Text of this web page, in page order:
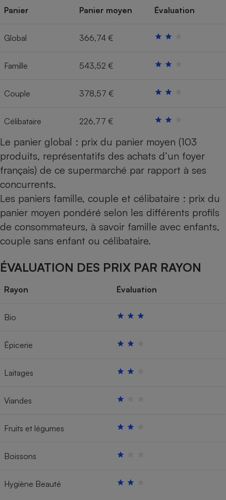
Panier Panier moyen Évaluation
Global 366,74 €
Famille 543,52 €
Couple 378,57 €
Célibataire 226,77 €
Le panier global : prix du panier moyen (103
produits, représentatifs des achats d’un foyer
français) de ce supermarché par rapport à ses
concurrents.
Les paniers famille, couple et célibataire : prix du
panier moyen pondéré selon les différents profils
de consommateurs, à savoir famille avec enfants,
couple sans enfant ou célibataire.
ÉVALUATION DES PRIX PAR RAYON
Rayon Évaluation
Bio
Épicerie
Laitages
Viandes
Fruits et légumes
Boissons
Hygiène Beauté